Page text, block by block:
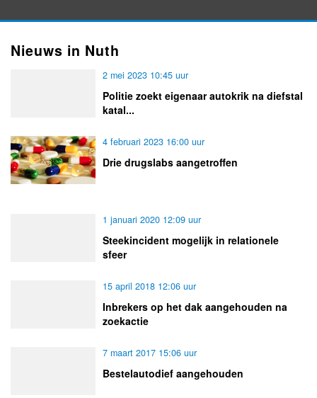
Nieuws in Nuth
2 mei 2023 10:45 uur
Politie zoekt eigenaar autokrik na diefstal
katal...
4 februari 2023 16:00 uur
Drie drugslabs aangetroffen
1 januari 2020 12:09 uur
Steekincident mogelijk in relationele
sfeer
15 april 2018 12:06 uur
Inbrekers op het dak aangehouden na
zoekactie
7 maart 2017 15:06 uur
Bestelautodief aangehouden